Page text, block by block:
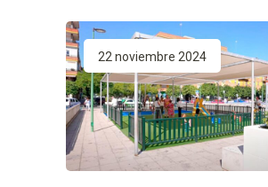
22 noviembre 2024